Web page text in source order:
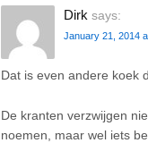
Dirk says:
January 21, 2014
Dat is even andere koek
De kranten verzwijgen
noemen, maar wel iets